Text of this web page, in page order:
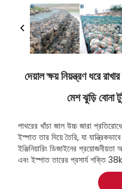
দেয়াল ক্ষয় নিয়ন্ত্রণ ধরে
মেশ ঝুড়ি বোনা
পাথরের খাঁচা জাল উচ্চ জারা
ইস্পাত তার দিয়ে তৈরি, যা
ইঞ্জিনিয়ারিং ডিজাইনের
এবং ইস্পাত তারের প্রসার্য শক্তি